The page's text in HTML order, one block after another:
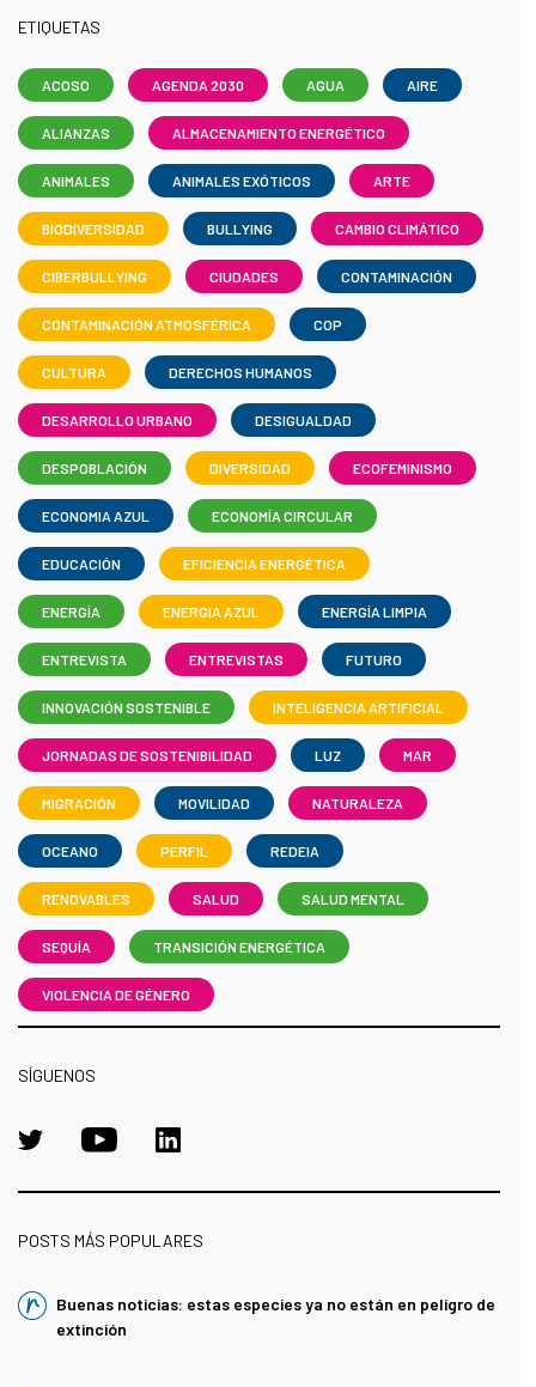
ETIQUETAS
ACOSO AGENDA 2030 AGUA AIRE
ALIANZAS ALMACENAMIENTO ENERGÉTICO
ANIMALES ANIMALES EXÓTICOS ARTE
BIODIVERSIDAD BULLYING CAMBIO CLIMÁTICO
CIBERBULLYING CIUDADES CONTAMINACIÓN
CONTAMINACIÓN ATMOSFÉRICA COP
CULTURA DERECHOS HUMANOS
DESARROLLO URBANO DESIGUALDAD
DESPOBLACIÓN DIVERSIDAD ECOFEMINISMO
ECONOMIA AZUL ECONOMÍA CIRCULAR
EDUCACIÓN EFICIENCIA ENERGÉTICA
ENERGÍA ENERGIA AZUL ENERGÍA LIMPIA
ENTREVISTA ENTREVISTAS FUTURO
INNOVACIÓN SOSTENIBLE INTELIGENCIA ARTIFICIAL
JORNADAS DE SOSTENIBILIDAD LUZ MAR
MIGRACIÓN MOVILIDAD NATURALEZA
OCEANO PERFIL REDEIA
RENOVABLES SALUD SALUD MENTAL
SEQUÍA TRANSICIÓN ENERGÉTICA
VIOLENCIA DE GÉNERO
SÍGUENOS
POSTS MÁS POPULARES
Buenas noticias: estas especies ya no están en peligro de
extinción